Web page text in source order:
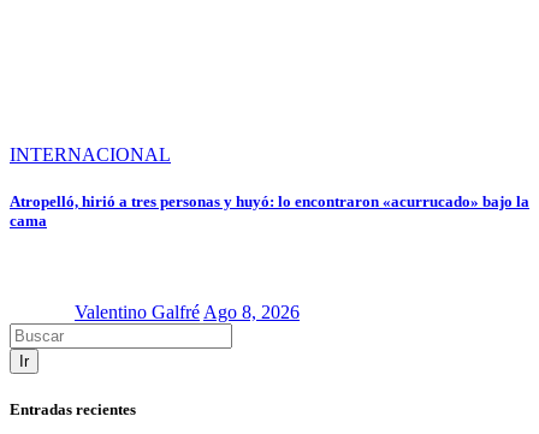
INTERNACIONAL
Atropelló, hirió a tres personas y huyó: lo encontraron «acurrucado» bajo la
cama
Valentino Galfré Ago 8, 2026
Ir
Entradas recientes